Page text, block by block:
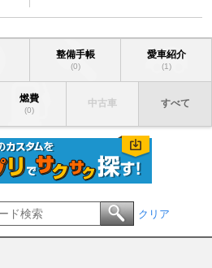
整備手帳
(0)
愛車紹介
(1)
燃費
(0)
中古車 すべて
クリア